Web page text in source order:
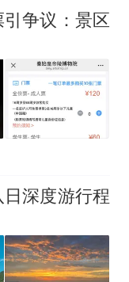
出辞职”，疑
长辞职信流
良教授已卸
楚辞职信来
头像
争议：景区
深度游行程